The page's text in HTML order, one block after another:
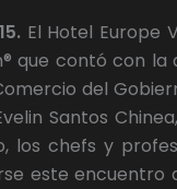
El Hotel Europe
que contó con
del
Santos
los chefs y
este